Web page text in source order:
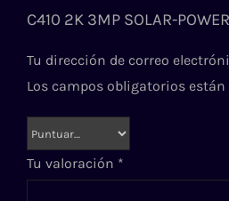
C410 2K 3MP SOLAR-
Tu dirección de correo
Los campos obligatorios
Tu valoración *